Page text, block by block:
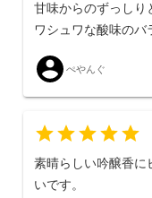
甘味からのずっしり
ワシュワな酸味のバ
ぺやんぐ
素晴らしい吟醸香に
いです。